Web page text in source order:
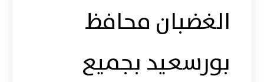
الغضبان محافظ
بورسعيد بجميع